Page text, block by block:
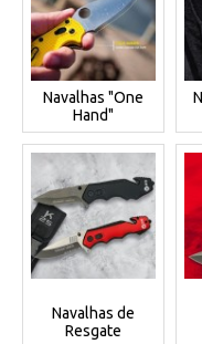
Navalhas "One
Hand"
Navalhas de
Resgate